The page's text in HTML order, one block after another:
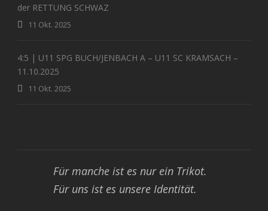
der RETTUNG SCHWAZ
11 Okt. 2025
4:5 | U11 SPG BUCH/JENBACH A – U11 SC KRAMSACH –
11.10.2025
11 Okt. 2025
Für manche ist es nur ein Trikot.
Für uns ist es unsere Identität.